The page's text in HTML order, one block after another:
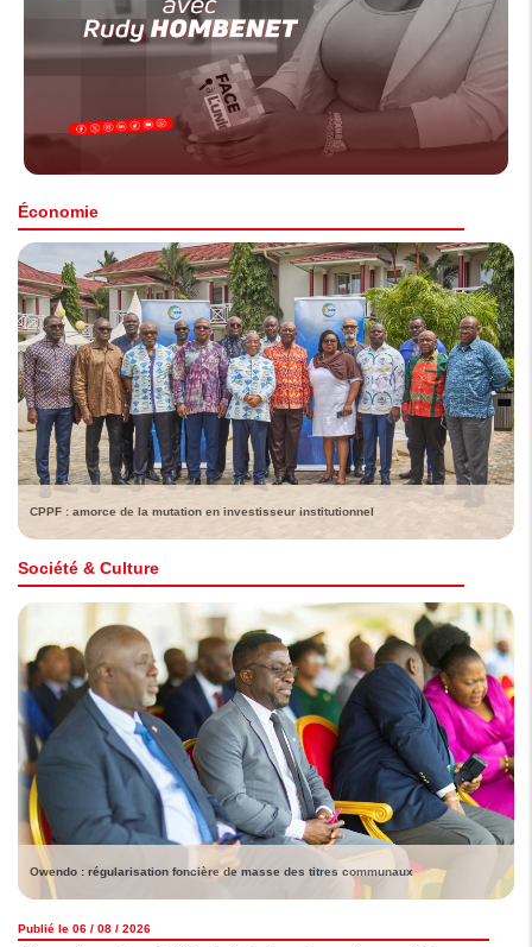
Économie
Société & Culture
CPPF : amorce de la mutation en investisseur institutionnel
Owendo : régularisation foncière de masse des titres communaux
Publié le 06 / 08 / 2026